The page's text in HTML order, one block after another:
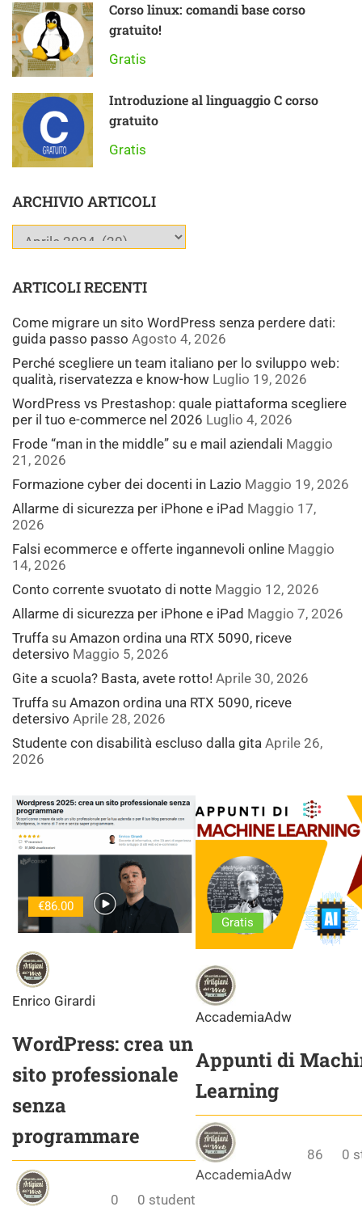
Corso linux: comandi base corso
gratuito!
Gratis
Introduzione al linguaggio C corso
gratuito
Gratis
ARCHIVIO ARTICOLI
ARTICOLI RECENTI
Come migrare un sito WordPress senza perdere dati:
guida passo passo Agosto 4, 2026
Perché scegliere un team italiano per lo sviluppo web:
qualità, riservatezza e know-how Luglio 19, 2026
WordPress vs Prestashop: quale piattaforma scegliere
per il tuo e-commerce nel 2026 Luglio 4, 2026
Frode “man in the middle” su e mail aziendali Maggio
21, 2026
Formazione cyber dei docenti in Lazio Maggio 19, 2026
Allarme di sicurezza per iPhone e iPad Maggio 17,
2026
Falsi ecommerce e offerte ingannevoli online Maggio
14, 2026
Conto corrente svuotato di notte Maggio 12, 2026
Allarme di sicurezza per iPhone e iPad Maggio 7, 2026
Truffa su Amazon ordina una RTX 5090, riceve
detersivo Maggio 5, 2026
Gite a scuola? Basta, avete rotto! Aprile 30, 2026
Truffa su Amazon ordina una RTX 5090, riceve
detersivo Aprile 28, 2026
Studente con disabilità escluso dalla gita Aprile 26,
2026
€86.00
Enrico Girardi
WordPress: crea un
sito professionale
senza
programmare
0 0 student
Gratis
AccademiaAdw
Appunti di
Learning
AccademiaAdw
86 0